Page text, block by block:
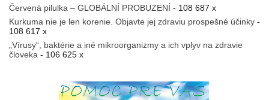
Červená pilulka – GLOBÁLNÍ PROBUZENÍ - 108 687 x
Kurkuma nie je len korenie. Objavte jej zdraviu prospešné účinky -
108 617 x
„Vírusy“, baktérie a iné mikroorganizmy a ich vplyv na zdravie
človeka - 106 625 x